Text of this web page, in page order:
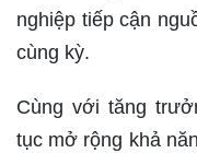
nghiệp tiếp cận
cùng kỳ.
Cùng với tăng
tục mở rộng khả